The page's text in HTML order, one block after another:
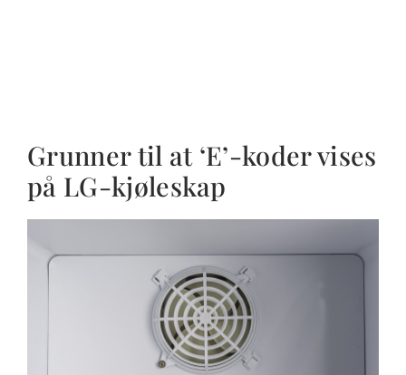
Grunner til at ‘E’-koder vises
på LG-kjøleskap